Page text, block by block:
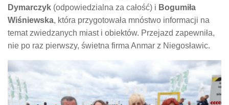
Dymarczyk (odpowiedzialna za całość) i Bogumiła
Wiśniewska, która przygotowała mnóstwo informacji na
temat zwiedzanych miast i obiektów. Przejazd zapewniła,
nie po raz pierwszy, świetna firma Anmar z Niegosławic.